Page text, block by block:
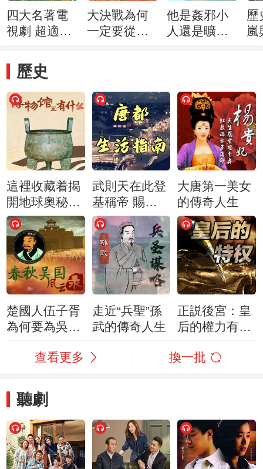
四大名著電
視劇 超適配
音
大決戰為何
一定要從東
他是姦邪小
人還是曠世
歷
嵐
歷史
這裡收藏着揭
開地球奧秘的
密碼
武則天在此登
基稱帝 賜
其“神都”之名
大唐第一美女
的傳奇人生
楚國人伍子胥
為何要為吳國
走近“兵聖”孫
武的傳奇人生
正説後宮：皇
后的權力有多
查看更多
換一批
聽劇